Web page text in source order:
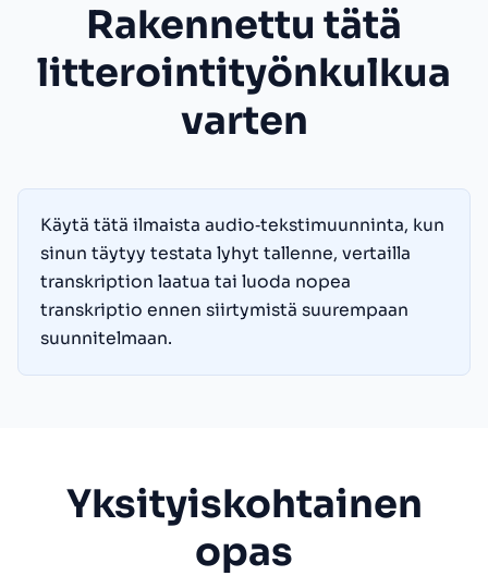
Rakennettu tätä
litterointityönkulkua
varten
Käytä tätä ilmaista audio‑tekstimuunninta, kun
sinun täytyy testata lyhyt tallenne, vertailla
transkription laatua tai luoda nopea
transkriptio ennen siirtymistä suurempaan
suunnitelmaan.
Yksityiskohtainen
opas